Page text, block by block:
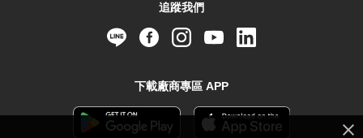
追蹤我們
下載廠商專區 APP